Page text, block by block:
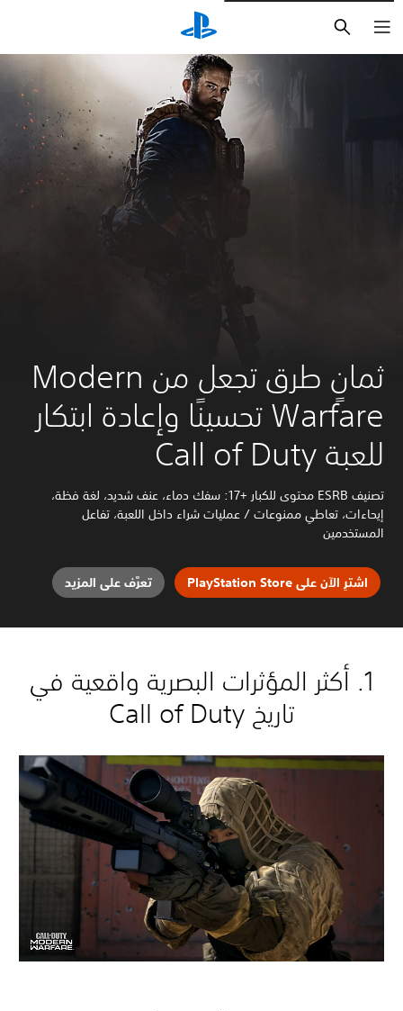
ثمانٍ طرق تجعل من Modern
Warfare تحسينًا وإعادة ابتكار
للعبة Call of Duty
تصنيف ESRB محتوى للكبار +17: سفك دماء، عنف شديد، لغة فظة،
إيحاءات، تعاطي ممنوعات / عمليات شراء داخل اللعبة، تفاعل
المستخدمين
اشترِ الآن على PlayStation Store تعرَّف على المزيد
1. أكثر المؤثرات البصرية واقعية في
تاريخ Call of Duty